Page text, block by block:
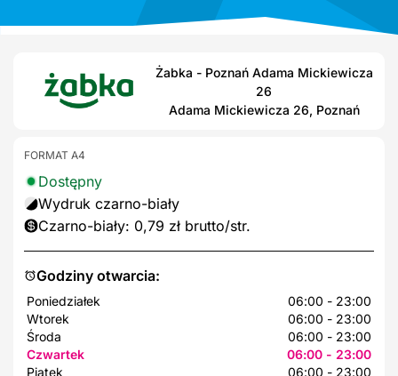
Żabka - Poznań Adama Mickiewicza
26
Adama Mickiewicza 26, Poznań
Godziny otwarcia:
Poniedziałek
06:00 - 23:00
Wtorek
06:00 - 23:00
Środa
06:00 - 23:00
Czwartek
06:00 - 23:00
Piątek
06:00 - 23:00
FORMAT A4
Dostępny
Wydruk czarno-biały
Czarno-biały: 0,79 zł brutto/str.